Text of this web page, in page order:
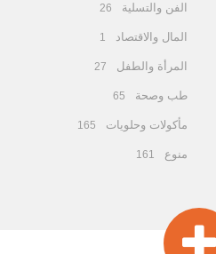
الفن والتسلية 26
المال والاقتصاد 1
المرأة والطفل 27
طب وصحة 65
مأكولات وحلويات 165
منوع 161